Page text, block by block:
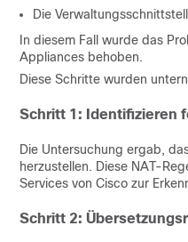
Die
In diesem Fall wurde das
Appliances behoben.
Diese Schritte wurden
Schritt 1: Identifizieren
Die Untersuchung ergab,
herzustellen. Diese NAT-
Services von Cisco zur
Schritt 2: